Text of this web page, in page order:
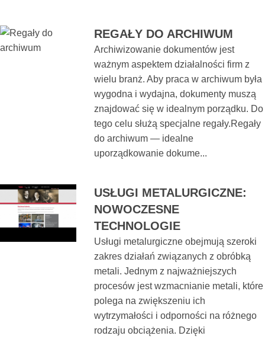
REGAŁY DO ARCHIWUM
Archiwizowanie dokumentów jest
ważnym aspektem działalności firm z
wielu branż. Aby praca w archiwum była
wygodna i wydajna, dokumenty muszą
znajdować się w idealnym porządku. Do
tego celu służą specjalne regały.Regały
do archiwum — idealne
uporządkowanie dokume...
USŁUGI METALURGICZNE:
NOWOCZESNE
TECHNOLOGIE
Usługi metalurgiczne obejmują szeroki
zakres działań związanych z obróbką
metali. Jednym z najważniejszych
procesów jest wzmacnianie metali, które
polega na zwiększeniu ich
wytrzymałości i odporności na różnego
rodzaju obciążenia. Dzięki